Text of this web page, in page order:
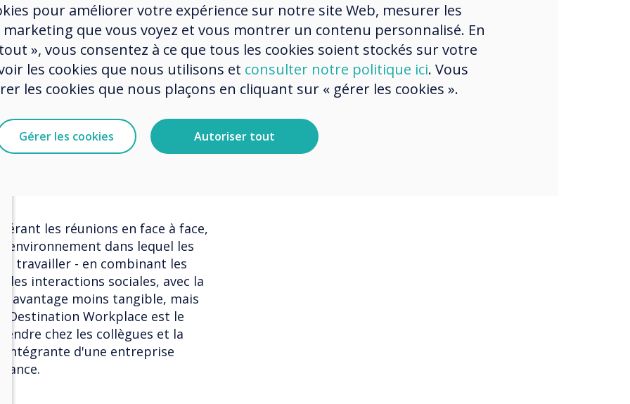
et les postes de travail
moderne et
de grandes fenêtres faisant
et beaucoup d'espace pour la
Workplace favorise une culture
mené une enquête auprès de
les réunions en face à face,
environnement dans lequel les
travailler - en combinant les
interactions sociales, avec la
avantage moins tangible, mais
Destination Workplace est le
chez les collègues et la
intégrante d'une entreprise
pour améliorer votre expérience sur notre site Web, mesurer les
que vous voyez et vous montrer un contenu personnalisé. En
», vous consentez à ce que tous les cookies soient stockés sur votre
les cookies que nous utilisons et consulter notre politique ici. Vous
les cookies que nous plaçons en cliquant sur « gérer les cookies ».
Gérer les cookies Autoriser tout